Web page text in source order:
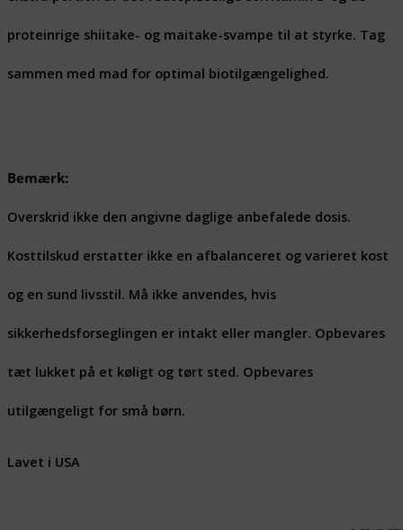
proteinrige shiitake- og maitake-svampe til at styrke. Tag
sammen med mad for optimal biotilgængelighed.
Bemærk:
Overskrid ikke den angivne daglige anbefalede dosis.
Kosttilskud erstatter ikke en afbalanceret og varieret kost
og en sund livsstil. Må ikke anvendes, hvis
sikkerhedsforseglingen er intakt eller mangler. Opbevares
tæt lukket på et køligt og tørt sted. Opbevares
utilgængeligt for små børn.
Lavet i USA